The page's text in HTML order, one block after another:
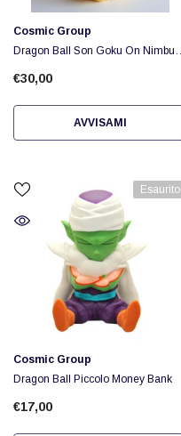
Fornitore:
Cosmic Group
Dragon Ball Son Goku On Nimbus
€30,00
AVVISAMI
Esaurito
Fornitore:
Cosmic Group
Dragon Ball Piccolo Money Bank
€17,00